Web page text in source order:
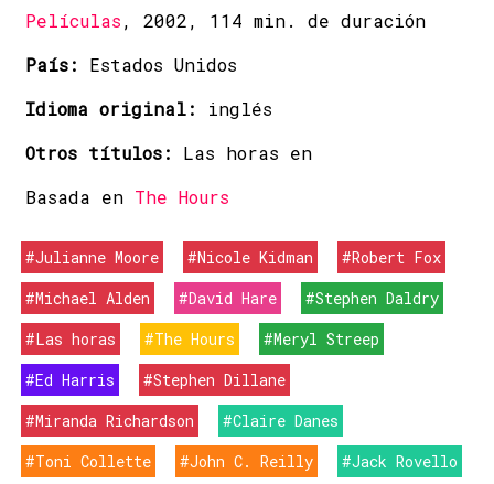
Películas, 2002, 114 min. de duración
País: Estados Unidos
Idioma original: inglés
Otros títulos: Las horas en
Basada en The Hours
#Julianne Moore #Nicole Kidman
#Robert Fox
#Michael Alden
#David Hare
#Stephen Daldry
#Las horas
#The Hours
#Meryl Streep
#Ed Harris
#Stephen Dillane
#Miranda Richardson
#Claire Danes
#Toni Collette
#John C. Reilly
#Jack Rovello